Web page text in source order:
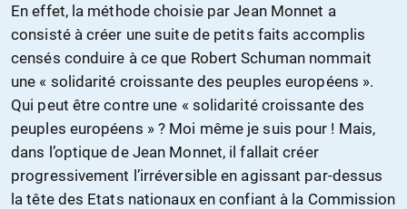
En effet, la méthode choisie par Jean Monnet a
consisté à créer une suite de petits faits accomplis
censés conduire à ce que Robert Schuman nommait
une « solidarité croissante des peuples européens ».
Qui peut être contre une « solidarité croissante des
peuples européens » ? Moi même je suis pour ! Mais,
dans l’optique de Jean Monnet, il fallait créer
progressivement l’irréversible en agissant par-dessus
la tête des Etats nationaux en confiant à la Commission